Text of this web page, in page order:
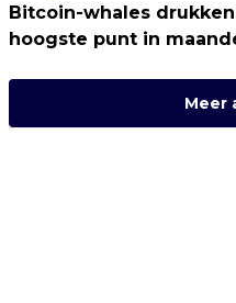
Bitcoin-whales
hoogste punt in
Meer